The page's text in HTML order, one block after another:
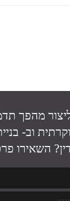
ליצור מהפך
וב-
? השאירו